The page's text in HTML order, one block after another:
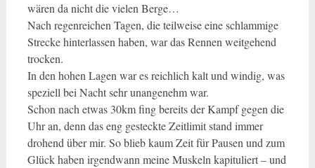
wären da nicht die vielen Berge…
Nach regenreichen Tagen, die teilweise eine schlammige
Strecke hinterlassen haben, war das Rennen weitgehend
trocken.
In den hohen Lagen war es reichlich kalt und windig, was
speziell bei Nacht sehr unangenehm war.
Schon nach etwas 30km fing bereits der Kampf gegen die
Uhr an, denn das eng gesteckte Zeitlimit stand immer
drohend über mir. So blieb kaum Zeit für Pausen und zum
Glück haben irgendwann meine Muskeln kapituliert – und